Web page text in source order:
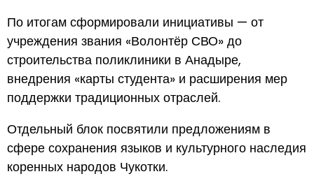
По итогам сформировали инициативы — от
учреждения звания «Волонтёр СВО» до
строительства поликлиники в Анадыре,
внедрения «карты студента» и расширения мер
поддержки традиционных отраслей.
Отдельный блок посвятили предложениям в
сфере сохранения языков и культурного наследия
коренных народов Чукотки.